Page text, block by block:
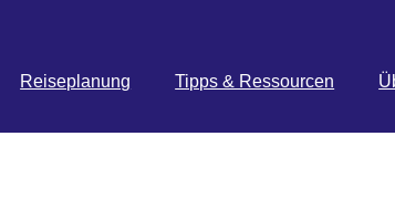
Reiseplanung Tipps & Ressourcen